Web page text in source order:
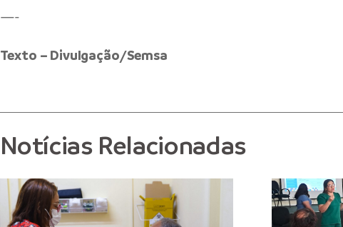
—-
Texto – Divulgação/Semsa
Notícias Relacionadas